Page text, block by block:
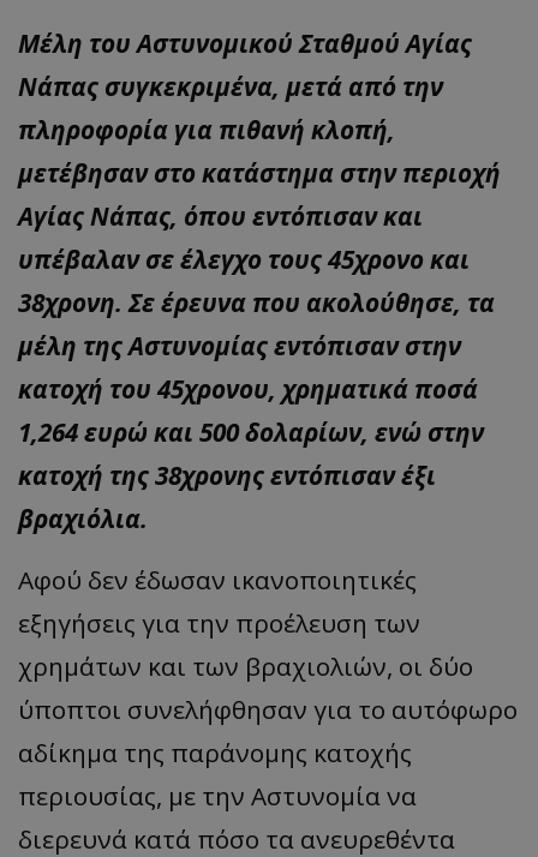
Μέλη του Αστυνομικού Σταθμού Αγίας
Νάπας συγκεκριμένα, μετά από την
πληροφορία για πιθανή κλοπή,
μετέβησαν στο κατάστημα στην περιοχή
Αγίας Νάπας, όπου εντόπισαν και
υπέβαλαν σε έλεγχο τους 45χρονο και
38χρονη. Σε έρευνα που ακολούθησε, τα
μέλη της Αστυνομίας εντόπισαν στην
κατοχή του 45χρονου, χρηματικά ποσά
1,264 ευρώ και 500 δολαρίων, ενώ στην
κατοχή της 38χρονης εντόπισαν έξι
βραχιόλια.
Αφού δεν έδωσαν ικανοποιητικές
εξηγήσεις για την προέλευση των
χρημάτων και των βραχιολιών, οι δύο
ύποπτοι συνελήφθησαν για το αυτόφωρο
αδίκημα της παράνομης κατοχής
περιουσίας, με την Αστυνομία να
διερευνά κατά πόσο τα ανευρεθέντα